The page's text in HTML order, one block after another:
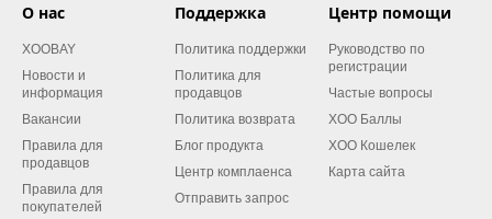
О нас
XOOBAY
Новости и
информация
Вакансии
Правила для
продавцов
Правила для
покупателей
Поддержка
Политика поддержки
Политика для
продавцов
Политика возврата
Блог продукта
Центр комплаенса
Отправить запрос
Центр помощи
Руководство по
регистрации
Частые вопросы
XOO Баллы
XOO Кошелек
Карта сайта